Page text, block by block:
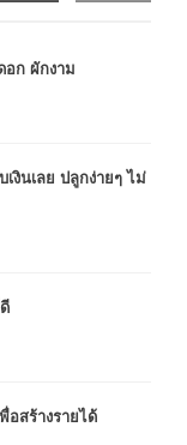
อก ผักงาม
งินเลย ปลูกง่ายๆ ไม่
สร้างรายได้